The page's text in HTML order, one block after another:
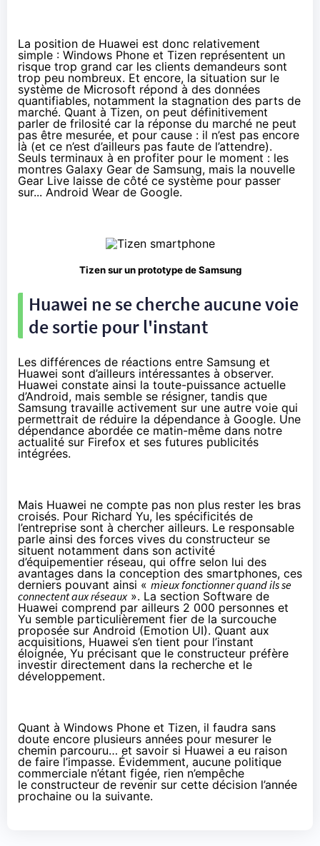
La position de Huawei est donc relativement
simple : Windows Phone et Tizen représentent un
risque trop grand car les clients demandeurs sont
trop peu nombreux. Et encore, la situation sur le
système de Microsoft répond à des données
quantifiables, notamment la stagnation des parts de
marché. Quant à Tizen, on peut définitivement
parler de frilosité car la réponse du marché ne peut
pas être mesurée, et pour cause : il n’est pas encore
là (et ce n’est d’ailleurs pas faute de l’attendre).
Seuls terminaux à en profiter pour le moment : les
montres Galaxy Gear de Samsung, mais la nouvelle
Gear Live laisse de côté ce système pour passer
sur... Android Wear de Google.
Tizen sur un prototype de Samsung
Huawei ne se cherche aucune voie
de sortie pour l'instant
Les différences de réactions entre Samsung et
Huawei sont d’ailleurs intéressantes à observer.
Huawei constate ainsi la toute-puissance actuelle
d’Android, mais semble se résigner, tandis que
Samsung travaille activement sur une autre voie qui
permettrait de réduire la dépendance à Google. Une
dépendance abordée ce matin-même dans notre
actualité sur Firefox et ses futures publicités
intégrées.
Mais Huawei ne compte pas non plus rester les bras
croisés. Pour Richard Yu, les spécificités de
l’entreprise sont à chercher ailleurs. Le responsable
parle ainsi des forces vives du constructeur se
situent notamment dans son activité
d’équipementier réseau, qui offre selon lui des
avantages dans la conception des smartphones, ces
derniers pouvant ainsi « mieux fonctionner quand ils se
connectent aux réseaux». La section Software de
Huawei comprend par ailleurs 2 000 personnes et
Yu semble particulièrement fier de la surcouche
proposée sur Android (Emotion UI). Quant aux
acquisitions, Huawei s’en tient pour l’instant
éloignée, Yu précisant que le constructeur préfère
investir directement dans la recherche et le
développement.
Quant à Windows Phone et Tizen, il faudra sans
doute encore plusieurs années pour mesurer le
chemin parcouru… et savoir si Huawei a eu raison
de faire l’impasse. Évidemment, aucune politique
commerciale n’étant figée, rien n’empêche
le constructeur de revenir sur cette décision l’année
prochaine ou la suivante.